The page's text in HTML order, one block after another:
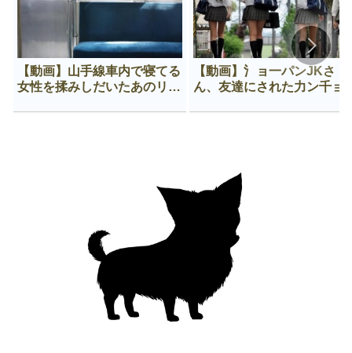
【動画】山手線車内で寝てる
女性を揉みしだいたあのリー
【動画】氵ョ一パンJKさ
ん、友達にされた力ン千ョ